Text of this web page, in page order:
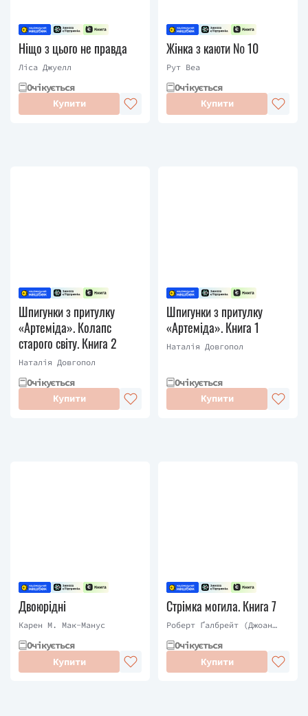
Ніщо з цього не правда
Ліса Джуелл
Очікується
Купити
Жінка з каюти № 10
Рут Веа
Очікується
Купити
Шпигунки з притулку
«Артеміда». Колапс
старого світу. Книга 2
Наталія Довгопол
Очікується
Купити
Шпигунки з притулку
«Артеміда». Книга 1
Наталія Довгопол
Очікується
Купити
Двоюрідні
Карен М. Мак-Манус
Очікується
Купити
Стрімка могила. Книга 7
Роберт Ґалбрейт (Джоан
Очікується
Купити